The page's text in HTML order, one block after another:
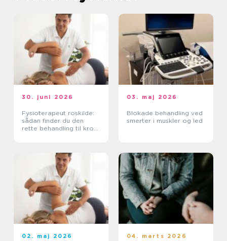
30. juni 2026
Fysioterapeut roskilde:
sådan finder du den
rette behandling til krop
03. maj 2026
Blokade behandling ved
smerter i muskler og led
02. maj 2026 04. marts 2026